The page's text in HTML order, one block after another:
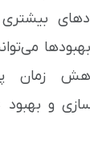
زمان
و بهبود